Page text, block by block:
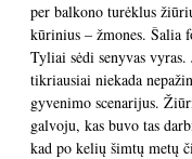
per balkono turėklus
kūrinius – žmones. Šalia
Tyliai sėdi senyvas
tikriausiai niekada
gyvenimo scenarijus.
galvoju, kas buvo tas
kad po kelių šimtų metų